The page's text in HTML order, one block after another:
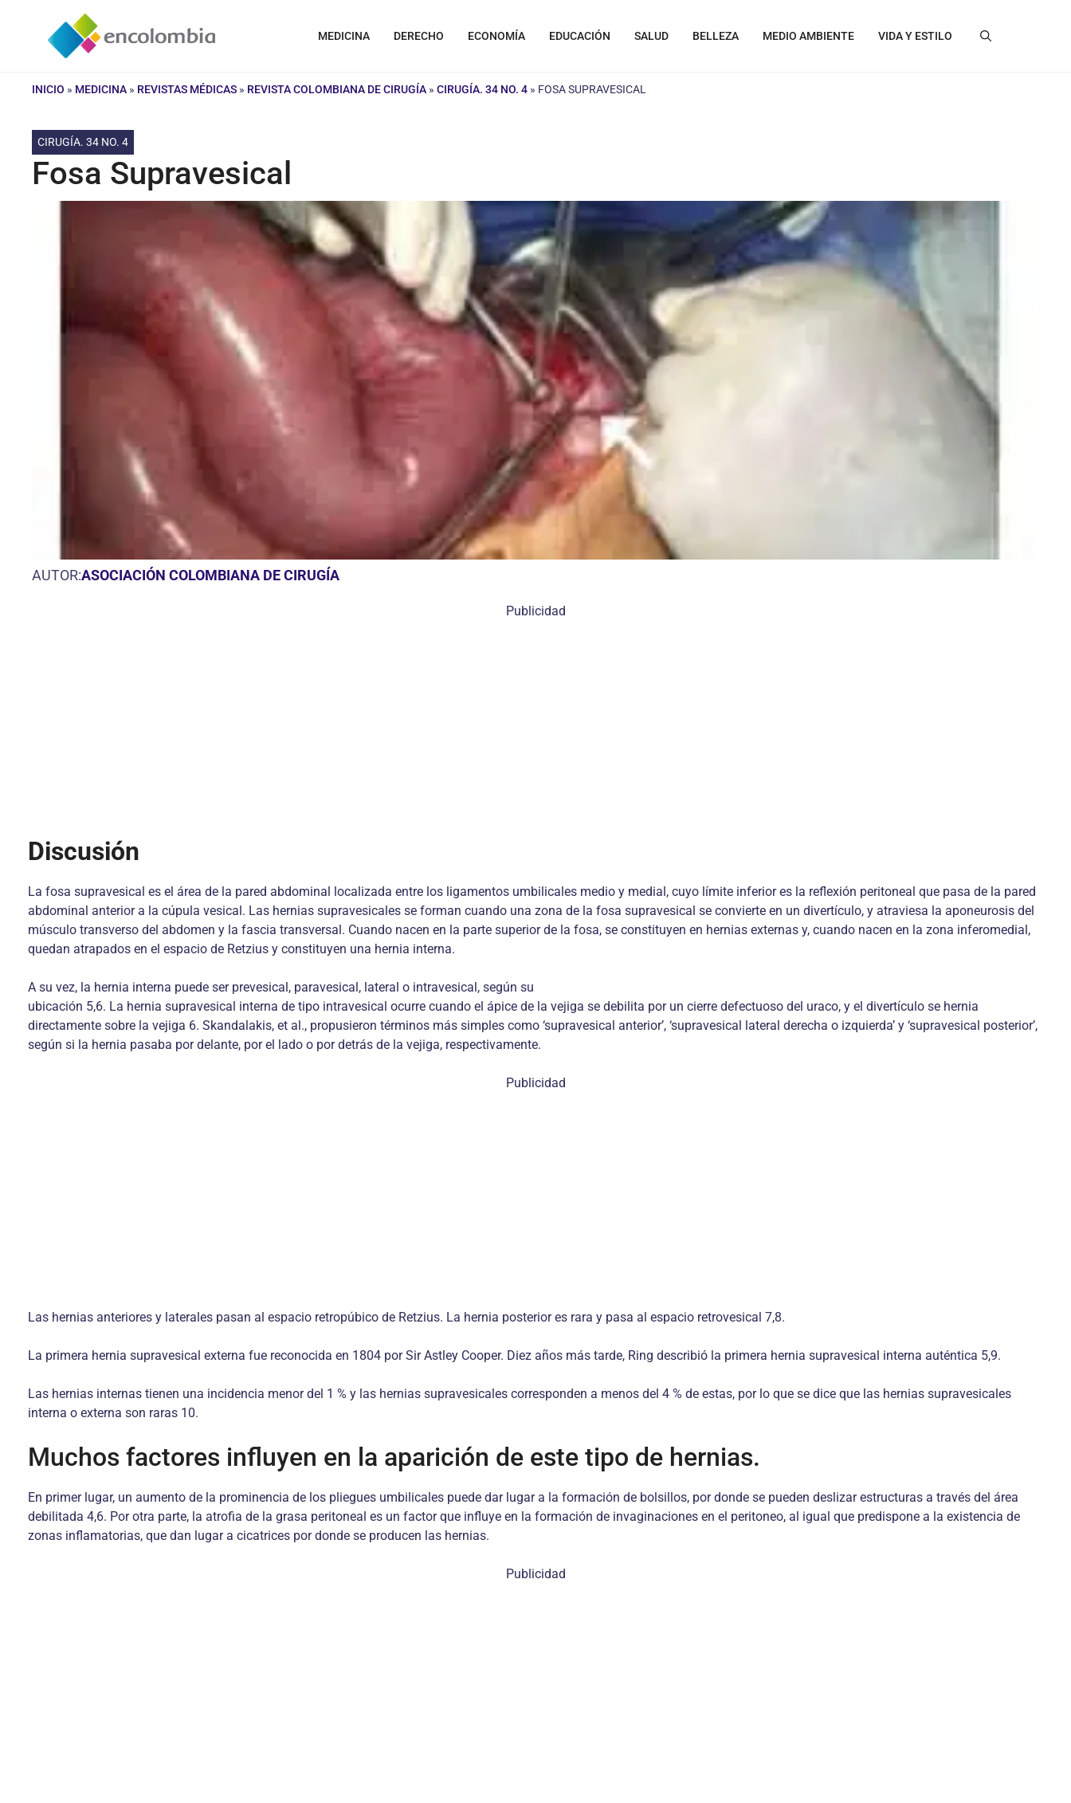
contenido
MEDICINA DERECHO ECONOMÍA EDUCACIÓN SALUD BELLEZA MEDIO AMBIENTE VIDA Y ESTILO
INICIO » MEDICINA » REVISTAS MÉDICAS » REVISTA COLOMBIANA DE CIRUGÍA » CIRUGÍA. 34 NO. 4 » FOSA SUPRAVESICAL
CIRUGÍA. 34 NO. 4
Fosa Supravesical
AUTOR:ASOCIACIÓN COLOMBIANA DE CIRUGÍA
Publicidad
Discusión
La fosa supravesical es el área de la pared abdominal localizada entre los ligamentos umbilicales medio y medial, cuyo límite inferior es la reflexión peritoneal que pasa de la pared
abdominal anterior a la cúpula vesical. Las hernias supravesicales se forman cuando una zona de la fosa supravesical se convierte en un divertículo, y atraviesa la aponeurosis del
músculo transverso del abdomen y la fascia transversal. Cuando nacen en la parte superior de la fosa, se constituyen en hernias externas y, cuando nacen en la zona inferomedial,
quedan atrapados en el espacio de Retzius y constituyen una hernia interna.
A su vez, la hernia interna puede ser prevesical, paravesical, lateral o intravesical, según su
ubicación 5,6. La hernia supravesical interna de tipo intravesical ocurre cuando el ápice de la vejiga se debilita por un cierre defectuoso del uraco, y el divertículo se hernia
directamente sobre la vejiga 6. Skandalakis, et al., propusieron términos más simples como ‘supravesical anterior’, ‘supravesical lateral derecha o izquierda’ y ‘supravesical posterior’,
según si la hernia pasaba por delante, por el lado o por detrás de la vejiga, respectivamente.
Publicidad
Las hernias anteriores y laterales pasan al espacio retropúbico de Retzius. La hernia posterior es rara y pasa al espacio retrovesical 7,8.
La primera hernia supravesical externa fue reconocida en 1804 por Sir Astley Cooper. Diez años más tarde, Ring describió la primera hernia supravesical interna auténtica 5,9.
Las hernias internas tienen una incidencia menor del 1 % y las hernias supravesicales corresponden a menos del 4 % de estas, por lo que se dice que las hernias supravesicales
interna o externa son raras 10.
Muchos factores influyen en la aparición de este tipo de hernias.
En primer lugar, un aumento de la prominencia de los pliegues umbilicales puede dar lugar a la formación de bolsillos, por donde se pueden deslizar estructuras a través del área
debilitada 4,6. Por otra parte, la atrofia de la grasa peritoneal es un factor que influye en la formación de invaginaciones en el peritoneo, al igual que predispone a la existencia de
zonas inflamatorias, que dan lugar a cicatrices por donde se producen las hernias.
Publicidad